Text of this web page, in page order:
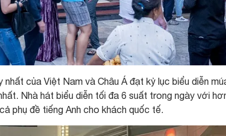
của Việt Nam và Châu Á đạt kỷ lục biểu diễn
Nhà hát biểu diễn tối đa 6 suất trong ngày với
phụ đề tiếng Anh cho khách quốc tế.